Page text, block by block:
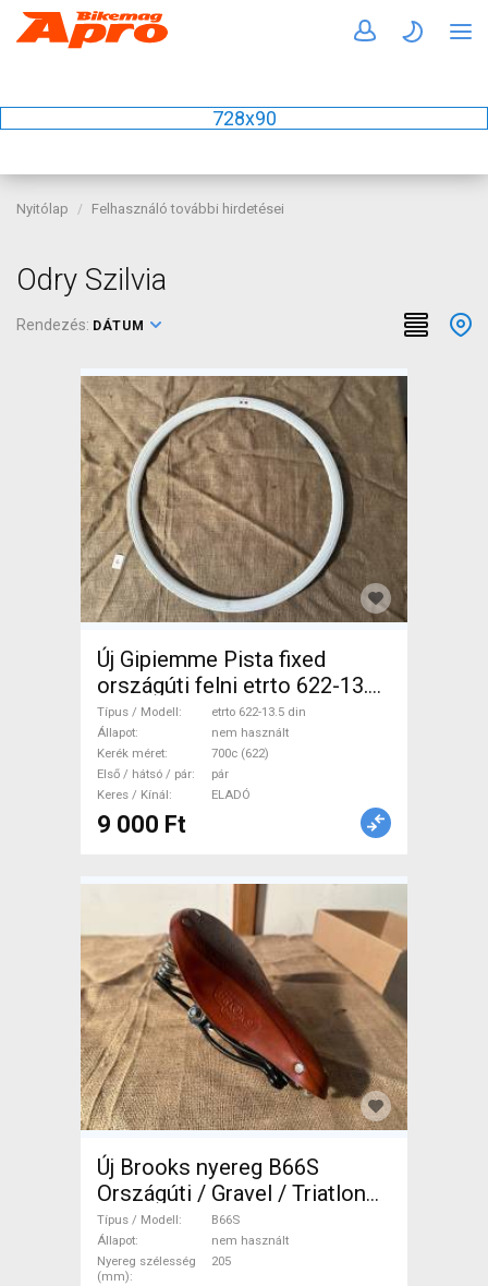
728x90
Nyitólap Felhasználó további hirdetései
Odry Szilvia
Rendezés: DÁTUM
Új Gipiemme Pista fixed
országúti felni etrto 622-13.5
din Országúti / Gravel /
Triatlon Alkatrész, Országúti
Kerék / Felni / Gumi 700c
(622) nem használt ELADÓ
Típus / Modell
etrto 622-13.5 din
Állapot
nem használt
Kerék méret
700c (622)
Első / hátsó / pár
pár
Keres / Kínál
ELADÓ
9 000 Ft
Új Brooks nyereg B66S
Országúti / Gravel / Triatlon
Alkatrész, Országúti Nyereg /
Nyeregcső nem használt
ELADÓ
Típus / Modell
B66S
Állapot
nem használt
Nyereg szélesség
(mm)
205